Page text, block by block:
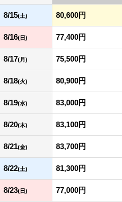
8/15(土) 80,600円
8/16(日) 77,400円
8/17(月) 75,500円
8/18(火) 80,900円
8/19(水) 83,000円
8/20(木) 83,100円
8/21(金) 83,700円
8/22(土) 81,300円
8/23(日) 77,000円